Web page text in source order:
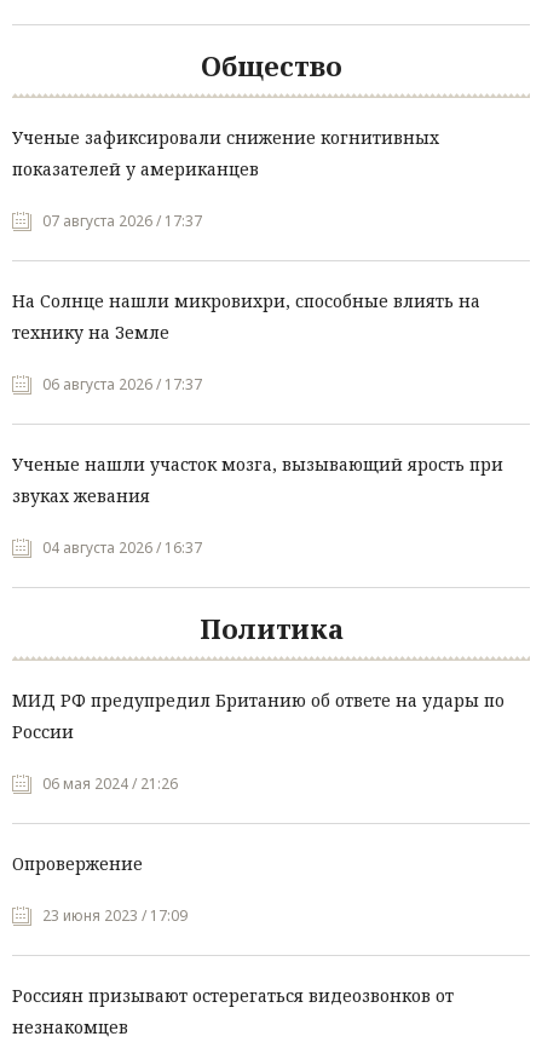
Общество
Ученые зафиксировали снижение когнитивных
показателей у американцев
07 августа 2026 / 17:37
На Солнце нашли микровихри, способные влиять на
технику на Земле
06 августа 2026 / 17:37
Ученые нашли участок мозга, вызывающий ярость при
звуках жевания
04 августа 2026 / 16:37
Политика
МИД РФ предупредил Британию об ответе на удары по
России
06 мая 2024 / 21:26
Опровержение
23 июня 2023 / 17:09
Россиян призывают остерегаться видеозвонков от
незнакомцев